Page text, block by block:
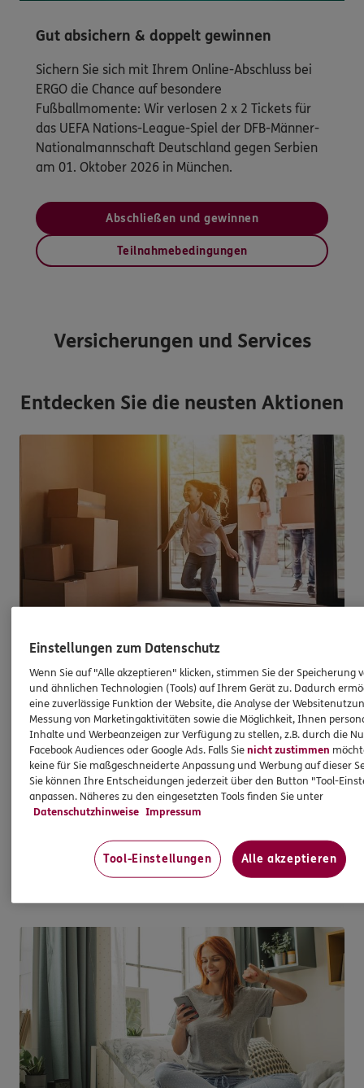
Gut absichern & doppelt gewinnen
Sichern Sie sich mit Ihrem Online-Abschluss bei
ERGO die Chance auf besondere
Fußballmomente: Wir verlosen 2 x 2 Tickets für
das UEFA Nations-League-Spiel der DFB-Männer-
Nationalmannschaft Deutschland gegen Serbien
am 01. Oktober 2026 in München.
Abschließen und gewinnen
Teilnahmebedingungen
Versicherungen und Services
Entdecken Sie die neusten Aktionen
Immobilienfinanzierung
So werden Wohnträume Wirklichkeit
Ganz egal, ob Sie kaufen, bauen oder
modernisieren möchten - bei uns sind Sie mit
Wüstenrot als starkem Partner gut aufgehoben.
Gemeinsam finden wir das beste
Finanzierungsangebot - ganz transparent und zu
Top-Konditionen.
Mehr erfahren
Einstellungen zum Datenschutz
Wenn Sie auf "Alle akzeptieren" klicken, stimmen Sie der Speicherung
und ähnlichen Technologien (Tools) auf Ihrem Gerät zu. Dadurch
eine zuverlässige Funktion der Website, die Analyse der
Messung von Marketingaktivitäten sowie die Möglichkeit, Ihnen
Inhalte und Werbeanzeigen zur Verfügung zu stellen, z.B. durch die
Facebook Audiences oder Google Ads. Falls Sienicht zustimmen
keine für Sie maßgeschneiderte Anpassung und Werbung auf dieser
Sie können Ihre Entscheidungen jederzeit über den Button "Tool-
anpassen. Näheres zu den eingesetzten Tools finden Sie unter
Datenschutzhinweise Impressum
Tool-Einstellungen Alle akzeptieren